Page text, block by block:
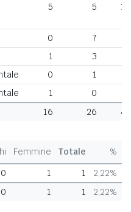
5 5 10
0 7
1 3
0 1
1 0
16 26 42
Femmine Totale
%
0 1 1
2,22%
0 1 1 2,22%